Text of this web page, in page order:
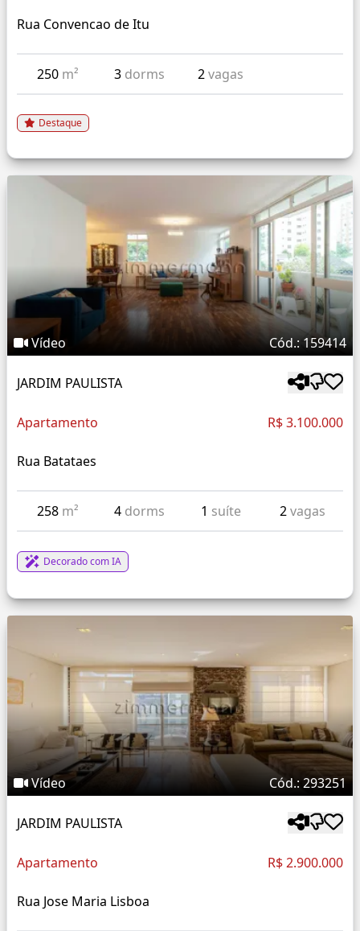
Rua Convencao de Itu
250 m² 3 dorms 2vagas
Destaque
Vídeo Cód.: 159414
JARDIM PAULISTA
Apartamento R$ 3.100.000
Rua Batataes
258 m² 4 dorms 1 suíte 2vagas
Decorado com IA
Vídeo Cód.: 293251
JARDIM PAULISTA
Apartamento R$ 2.900.000
Rua Jose Maria Lisboa